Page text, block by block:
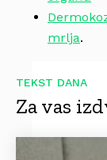
mrlja.
TEKST DANA
Za vas